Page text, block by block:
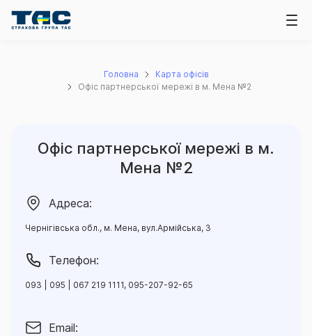
Головна
Карта офісів
Офіс партнерської мережі в м. Мена №2
Офіс партнерської мережі в м.
Мена №2
Адреса:
Чернігівська обл., м. Мена, вул.Армійська, 3
Телефон:
093 | 095 | 067 219 1111, 095-207-92-65
Email: